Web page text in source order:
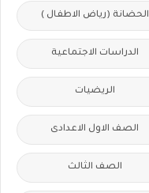
الحضانة (رياض الاطفال )
الدراسات الاجتماعية
الريضيات
الصف الاول الاعدادى
الصف الثالث